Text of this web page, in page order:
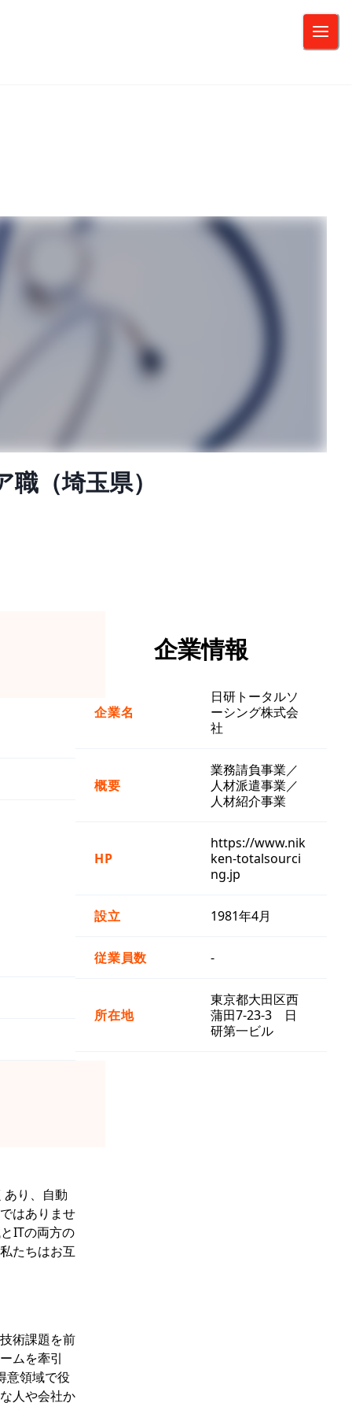
（埼玉県）
り、自動
はありませ
ITの両方の
たちはお互
術課題を前
ムを牽引
意領域で役
人や会社か
企業情報
企業名
日研トータルソ
ーシング株式会
社
概要
業務請負事業／
人材派遣事業／
人材紹介事業
HP
https://www.nik
ken-totalsourci
ng.jp
設立 1981年4月
従業員数 -
所在地
東京都大田区西
蒲田7-23-3 日
研第一ビル